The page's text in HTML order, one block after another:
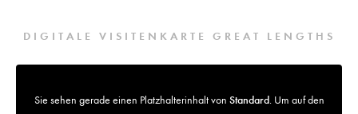
DIGITALE VISITENKARTE GREAT LENGTHS
Sie sehen gerade einen Platzhalterinhalt von Standard. Um auf den